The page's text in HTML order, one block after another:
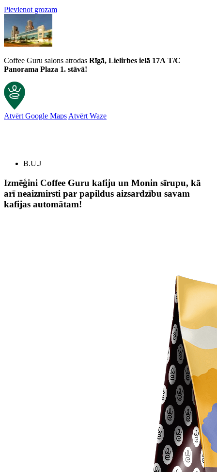
Pievienot grozam
Coffee Guru salons atrodas Rīgā, Lielirbes ielā 17A T/C
Panorama Plaza 1. stāvā!
Atvērt Google Maps Atvērt Waze
Skaidrite Buivide
Rating: 5/5
Good coffee ,perfect service
B.U.J
Izmēģini Coffee Guru kafiju un Monin sīrupu, kā
arī neaizmirsti par papildus aizsardzību savam
kafijas automātam!